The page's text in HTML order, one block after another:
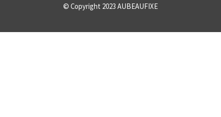
© Copyright 2023 AUBEAUFIXE